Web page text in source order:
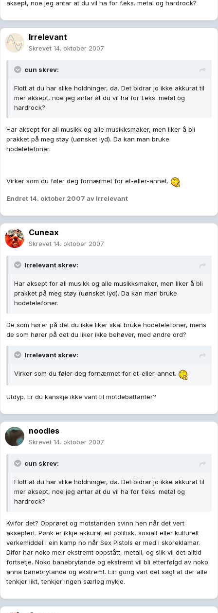
aksept, noe jeg antar at du vil ha for f.eks. metal og hardrock?
Irrelevant
Skrevet 14. oktober 2007
cun skrev:
Flott at du har slike holdninger, da. Det bidrar jo ikke akkurat til
mer aksept, noe jeg antar at du vil ha for f.eks. metal og
hardrock?
Har aksept for all musikk og alle musikksmaker, men liker å bli
prakket på meg støy (uønsket lyd). Da kan man bruke
hodetelefoner.
Virker som du føler deg fornærmet for et-eller-annet.
Endret 14. oktober 2007 av Irrelevant
Cuneax
Skrevet 14. oktober 2007
Irrelevant skrev:
Har aksept for all musikk og alle musikksmaker, men liker å bli
prakket på meg støy (uønsket lyd). Da kan man bruke
hodetelefoner.
De som hører på det du ikke liker skal bruke hodetelefoner, mens
de som hører på det du liker ikke behøver, med andre ord?
Irrelevant skrev:
Virker som du føler deg fornærmet for et-eller-annet.
Utdyp. Er du kanskje ikke vant til motdebattanter?
noodles
Skrevet 14. oktober 2007
cun skrev:
Flott at du har slike holdninger, da. Det bidrar jo ikke akkurat til
mer aksept, noe jeg antar at du vil ha for f.eks. metal og
hardrock?
Kvifor det? Opprøret og motstanden svinn hen når det vert
akseptert. Pønk er ikkje akkurat eit politisk, sosialt eller kulturelt
verkemiddel i ein kamp no når Sex Pistols er med i skoreklamar.
Difor har noko meir ekstremt oppstått, metall, og slik vil det alltid
fortsetje. Noko banebrytande og ekstremt vil bli etterfølgd av noko
anna banebrytande og ekstremt. Ein gong vart det sagt at der alle
tenkjer likt, tenkjer ingen særleg mykje.